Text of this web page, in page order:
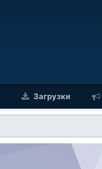
Загрузки